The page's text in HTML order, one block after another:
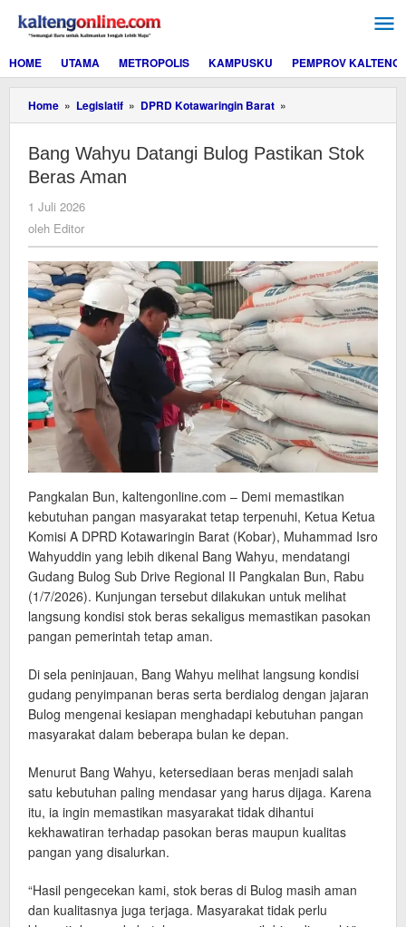
konten
HOME
UTAMA METROPOLIS KAMPUSKU PEMPROV KALTENG
Home » Legislatif » DPRD Kotawaringin Barat »
Wahyu
Bulog
Bang Wahyu Datangi Bulog Pastikan Stok
Beras Aman
1 Juli 2026
oleh Editor
Pangkalan Bun, kaltengonline.com – Demi memastikan
kebutuhan pangan masyarakat tetap terpenuhi, Ketua Ketua
Komisi A DPRD Kotawaringin Barat (Kobar), Muhammad Isro
Wahyuddin yang lebih dikenal Bang Wahyu, mendatangi
Gudang Bulog Sub Drive Regional II Pangkalan Bun, Rabu
(1/7/2026). Kunjungan tersebut dilakukan untuk melihat
langsung kondisi stok beras sekaligus memastikan pasokan
pangan pemerintah tetap aman.
Di sela peninjauan, Bang Wahyu melihat langsung kondisi
gudang penyimpanan beras serta berdialog dengan jajaran
Bulog mengenai kesiapan menghadapi kebutuhan pangan
masyarakat dalam beberapa bulan ke depan.
Menurut Bang Wahyu, ketersediaan beras menjadi salah
satu kebutuhan paling mendasar yang harus dijaga. Karena
itu, ia ingin memastikan masyarakat tidak dihantui
kekhawatiran terhadap pasokan beras maupun kualitas
pangan yang disalurkan.
“Hasil pengecekan kami, stok beras di Bulog masih aman
dan kualitasnya juga terjaga. Masyarakat tidak perlu